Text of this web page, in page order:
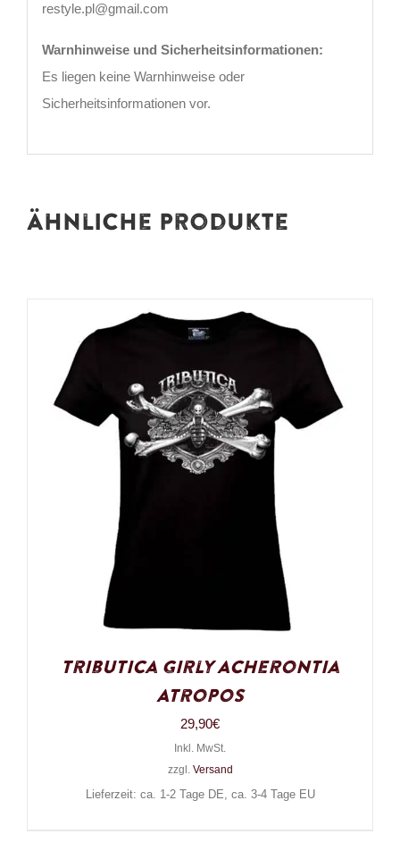
restyle.pl@gmail.com
Warnhinweise und Sicherheitsinformationen:
Es liegen keine Warnhinweise oder
Sicherheitsinformationen vor.
Ähnliche Produkte
Tributica Girly Acherontia
Atropos
29,90€
Inkl. MwSt.
zzgl. Versand
Lieferzeit: ca. 1-2 Tage DE, ca. 3-4 Tage EU